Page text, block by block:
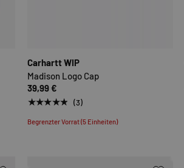
Carhartt WIP
Madison Logo Cap
39,99 €
★★★★★ (3)
Begrenzter Vorrat (5 Einheiten)